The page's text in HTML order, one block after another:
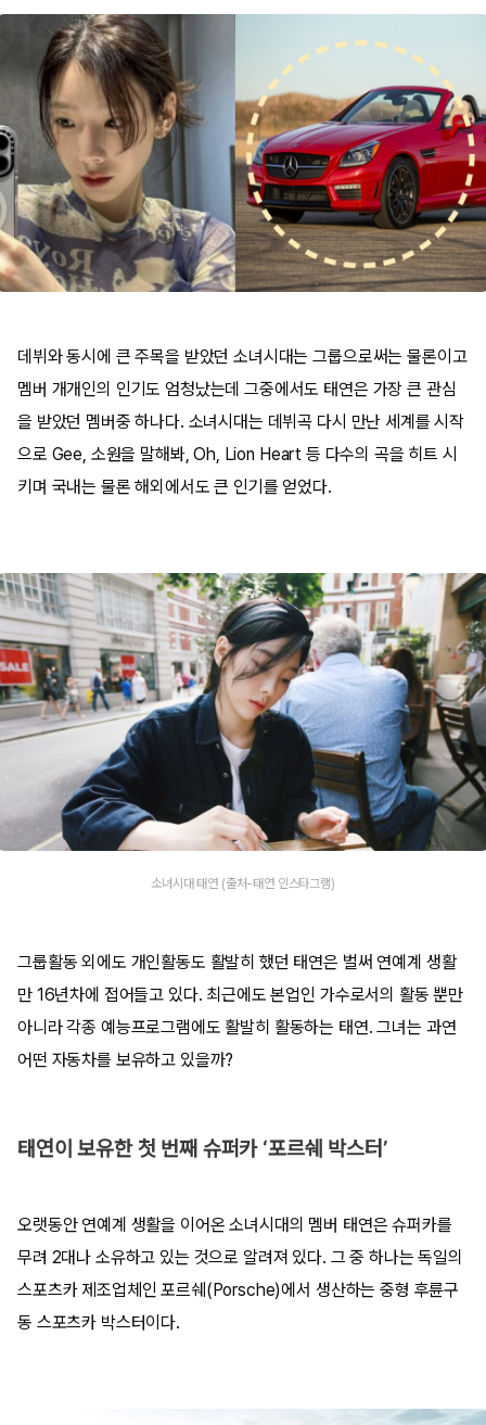
데뷔와 동시에 큰 주목을 받았던 소녀시대는 그룹으로써는 물론이고
멤버 개개인의 인기도 엄청났는데 그중에서도 태연은 가장 큰 관심
을 받았던 멤버중 하나다. 소녀시대는 데뷔곡 다시 만난 세계를 시작
으로 Gee, 소원을 말해봐, Oh, Lion Heart 등 다수의 곡을 히트 시
키며 국내는 물론 해외에서도 큰 인기를 얻었다.
소녀시대 태연 (출처-태연 인스타그램)
그룹활동 외에도 개인활동도 활발히 했던 태연은 벌써 연예계 생활
만 16년차에 접어들고 있다. 최근에도 본업인 가수로서의 활동 뿐만
아니라 각종 예능프로그램에도 활발히 활동하는 태연. 그녀는 과연
어떤 자동차를 보유하고 있을까?
태연이 보유한 첫 번째 슈퍼카 ‘포르쉐 박스터’
오랫동안 연예계 생활을 이어온 소녀시대의 멤버 태연은 슈퍼카를
무려 2대나 소유하고 있는 것으로 알려져 있다. 그 중 하나는 독일의
스포츠카 제조업체인 포르쉐(Porsche)에서 생산하는 중형 후륜구
동 스포츠카 박스터이다.